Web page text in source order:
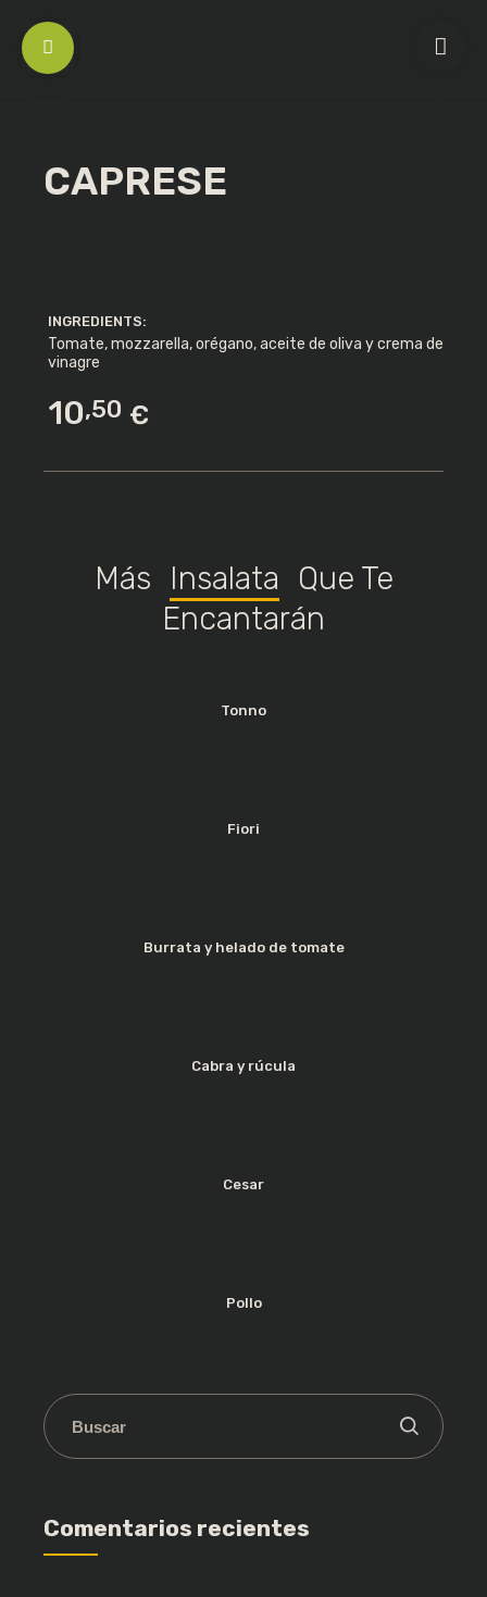
CAPRESE
INGREDIENTS:
Tomate, mozzarella, orégano, aceite de oliva y crema de
vinagre
10,50 €
Más Insalata
Que Te
Encantarán
Tonno
Fiori
Burrata y helado de tomate
Cabra y rúcula
Cesar
Pollo
Comentarios recientes